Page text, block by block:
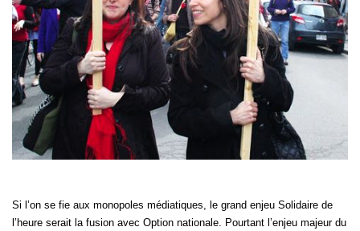
Si l’on se fie aux monopoles médiatiques, le grand enjeu Solidaire de
l’heure serait la fusion avec Option nationale. Pourtant l’enjeu majeur du